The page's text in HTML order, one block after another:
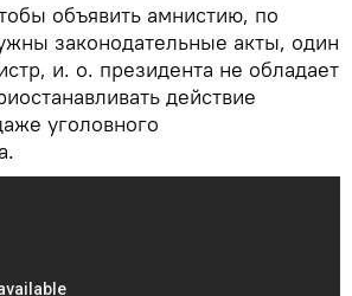
объявить амнистию, по
законодательные акты, один
и. о. президента не обладает
действие
уголовного